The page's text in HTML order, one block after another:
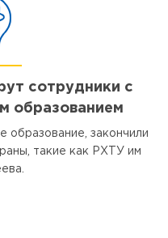
сотрудники с
образованием
образование, закончили
такие как РХТУ им